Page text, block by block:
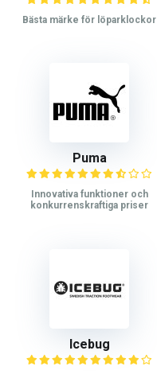
Bästa märke för löparklockor
Puma
Innovativa funktioner och
konkurrenskraftiga priser
Icebug